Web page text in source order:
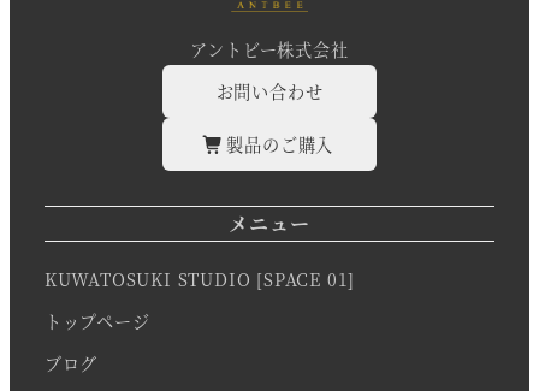
アントビー株式会社
お問い合わせ
製品のご購入
メニュー
KUWATOSUKI STUDIO [SPACE 01]
トップページ
ブログ